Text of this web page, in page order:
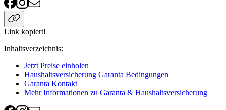
Link kopiert!
Inhaltsverzeichnis:
Jetzt Preise einholen
Haushaltsversicherung Garanta Bedingungen
Garanta Kontakt
Mehr Informationen zu Garanta & Haushaltsversicherung